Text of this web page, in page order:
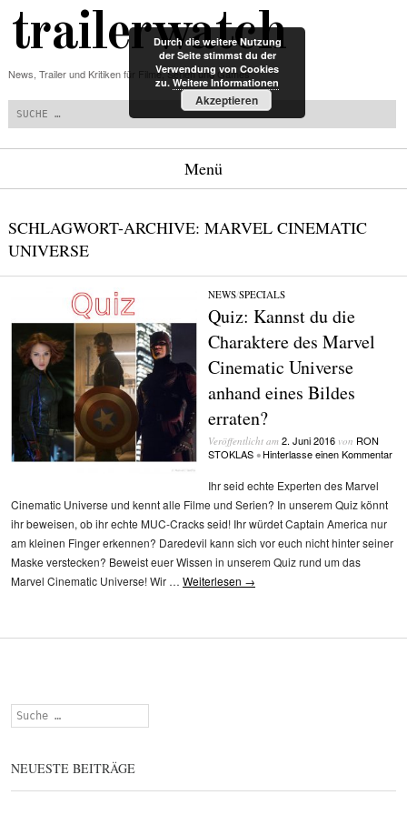
trailerwatch
News, Trailer und Kritiken für Filme, Serien und Games
Menü
SCHLAGWORT-ARCHIVE: MARVEL CINEMATIC
UNIVERSE
NEWS/SPECIALS
Quiz: Kannst du die
Charaktere des Marvel
Cinematic Universe
anhand eines Bildes
erraten?
Veröffentlicht am 2. Juni 2016von RON
STOKLAS • Hinterlasse einen Kommentar
Ihr seid echte Experten des Marvel
Cinematic Universe und kennt alle Filme und Serien? In unserem Quiz könnt
ihr beweisen, ob ihr echte MUC-Cracks seid! Ihr würdet Captain America nur
am kleinen Finger erkennen? Daredevil kann sich vor euch nicht hinter seiner
Maske verstecken? Beweist euer Wissen in unserem Quiz rund um das
Marvel Cinematic Universe! Wir … Weiterlesen →
Suchen
NEUESTE BEITRÄGE
Durch die weitere Nutzung
der Seite stimmst du der
Verwendung von Cookies
zu. Weitere Informationen
Akzeptieren